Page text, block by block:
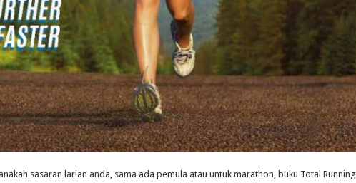
sasaran larian anda, sama ada pemula atau untuk marathon, buku Total Running